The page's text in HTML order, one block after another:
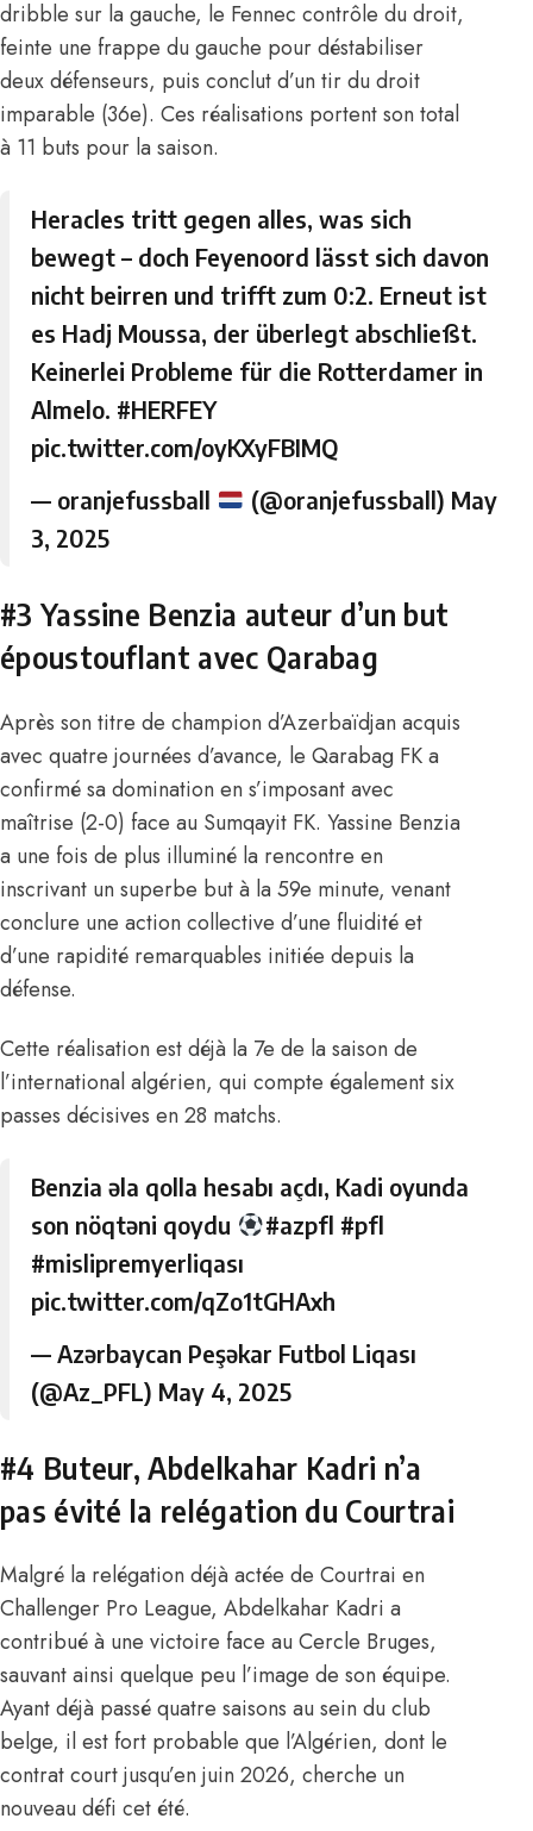
dribble sur la gauche, le Fennec contrôle du droit,
feinte une frappe du gauche pour déstabiliser
deux défenseurs, puis conclut d’un tir du droit
imparable (36e). Ces réalisations portent son total
à 11 buts pour la saison.
Heracles tritt gegen alles, was sich
bewegt – doch Feyenoord lässt sich davon
nicht beirren und trifft zum 0:2. Erneut ist
es Hadj Moussa, der überlegt abschließt.
Keinerlei Probleme für die Rotterdamer in
Almelo. #HERFEY
pic.twitter.com/oyKXyFBIMQ
— oranjefussball
(@oranjefussball) May
3, 2025
#3 Yassine Benzia auteur d’un but
époustouflant avec Qarabag
Après son titre de champion d’Azerbaïdjan acquis
avec quatre journées d’avance, le Qarabag FK a
confirmé sa domination en s’imposant avec
maîtrise (2-0) face au Sumqayit FK. Yassine Benzia
a une fois de plus illuminé la rencontre en
inscrivant un superbe but à la 59e minute, venant
conclure une action collective d’une fluidité et
d’une rapidité remarquables initiée depuis la
défense.
Cette réalisation est déjà la 7e de la saison de
l’international algérien, qui compte également six
passes décisives en 28 matchs.
Benzia əla qolla hesabı açdı, Kadi oyunda
son nöqtəni qoydu
#azpfl #pfl
#mislipremyerliqası
pic.twitter.com/qZo1tGHAxh
— Azərbaycan Peşəkar Futbol Liqası
(@Az_PFL) May 4, 2025
#4 Buteur, Abdelkahar Kadri n’a
pas évité la relégation du Courtrai
Malgré la relégation déjà actée de Courtrai en
Challenger Pro League, Abdelkahar Kadri a
contribué à une victoire face au Cercle Bruges,
sauvant ainsi quelque peu l’image de son équipe.
Ayant déjà passé quatre saisons au sein du club
belge, il est fort probable que l’Algérien, dont le
contrat court jusqu’en juin 2026, cherche un
nouveau défi cet été.